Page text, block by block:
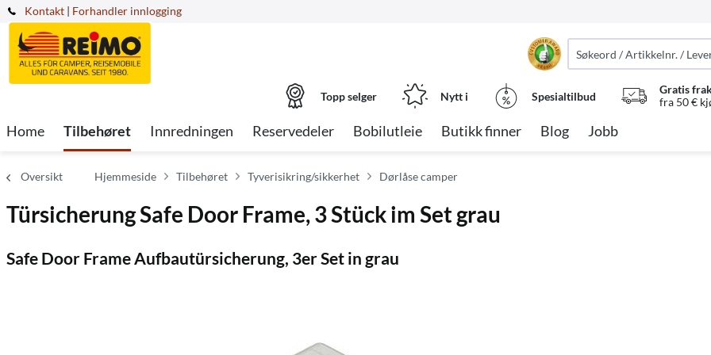
Kontakt | Forhandler innlogging
Topp selger Nytt i Spesialtilbud
Gratis
fra 50 €
Home Tilbehøret Innredningen Reservedeler Bobilutleie Butikk finner Blog Jobb
Oversikt Hjemmeside Tilbehøret Tyverisikring/sikkerhet Dørlåse camper
Türsicherung Safe Door Frame, 3 Stück im Set grau
Safe Door Frame Aufbautürsicherung, 3er Set in grau